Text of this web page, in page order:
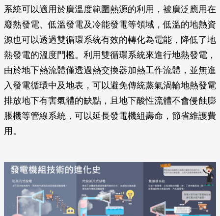
系統可以適用於廣溫度範圍熱源的利用，被廣泛應用在
廢熱發電、低溫發電及冷能發電等領域，低溫的地熱資
源也可以透過雙循環系統有效的轉化為電能，降低了地
熱發電的溫度門檻。利用雙循環系統來進行地熱發電，
由於地下熱流體僅透過熱交換器加熱工作流體，並無進
入發電循環中及地表，可以避免傳統蒸氣渦輪地熱發電
排放地下有害氣體的缺點，且地下酸性流體不會侵蝕膨
脹機等管線系統，可以延長發電機組壽命，節省維護費
用。